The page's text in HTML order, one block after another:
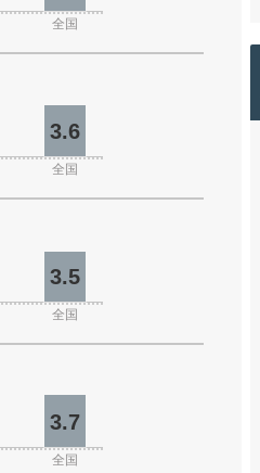
全国
3.6
全国
3.5
全国
3.7
全国